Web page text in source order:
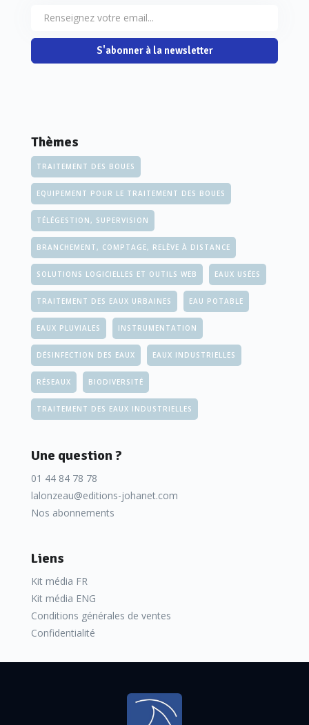
S'abonner à la newsletter
Thèmes
TRAITEMENT DES BOUES
EQUIPEMENT POUR LE TRAITEMENT DES BOUES
TÉLÉGESTION, SUPERVISION
BRANCHEMENT, COMPTAGE, RELÈVE À DISTANCE
SOLUTIONS LOGICIELLES ET OUTILS WEB EAUX USÉES
TRAITEMENT DES EAUX URBAINES EAU POTABLE
EAUX PLUVIALES INSTRUMENTATION
DÉSINFECTION DES EAUX EAUX INDUSTRIELLES
RÉSEAUX BIODIVERSITÉ
TRAITEMENT DES EAUX INDUSTRIELLES
Une question ?
01 44 84 78 78
lalonzeau@editions-johanet.com
Nos abonnements
Liens
Kit média FR
Kit média ENG
Conditions générales de ventes
Confidentialité